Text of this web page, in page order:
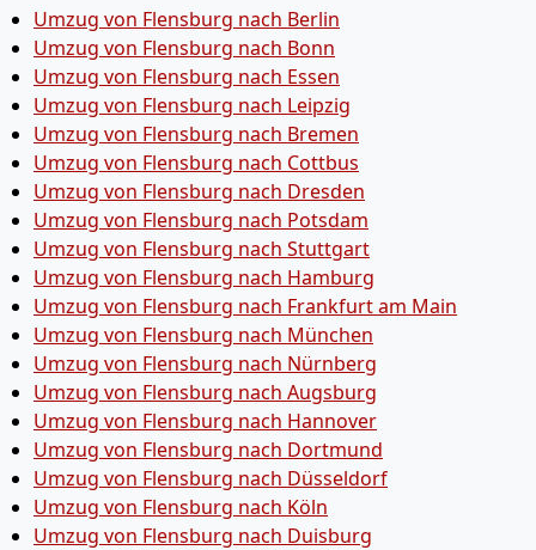
Umzug von Flensburg nach Berlin
Umzug von Flensburg nach Bonn
Umzug von Flensburg nach Essen
Umzug von Flensburg nach Leipzig
Umzug von Flensburg nach Bremen
Umzug von Flensburg nach Cottbus
Umzug von Flensburg nach Dresden
Umzug von Flensburg nach Potsdam
Umzug von Flensburg nach Stuttgart
Umzug von Flensburg nach Hamburg
Umzug von Flensburg nach Frankfurt am Main
Umzug von Flensburg nach München
Umzug von Flensburg nach Nürnberg
Umzug von Flensburg nach Augsburg
Umzug von Flensburg nach Hannover
Umzug von Flensburg nach Dortmund
Umzug von Flensburg nach Düsseldorf
Umzug von Flensburg nach Köln
Umzug von Flensburg nach Duisburg